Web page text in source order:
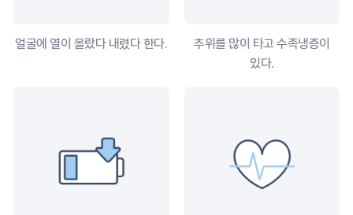
얼굴에 열이 올랐다 내렸다 한다.
추위를 많이 타고 수족냉증이
있다.